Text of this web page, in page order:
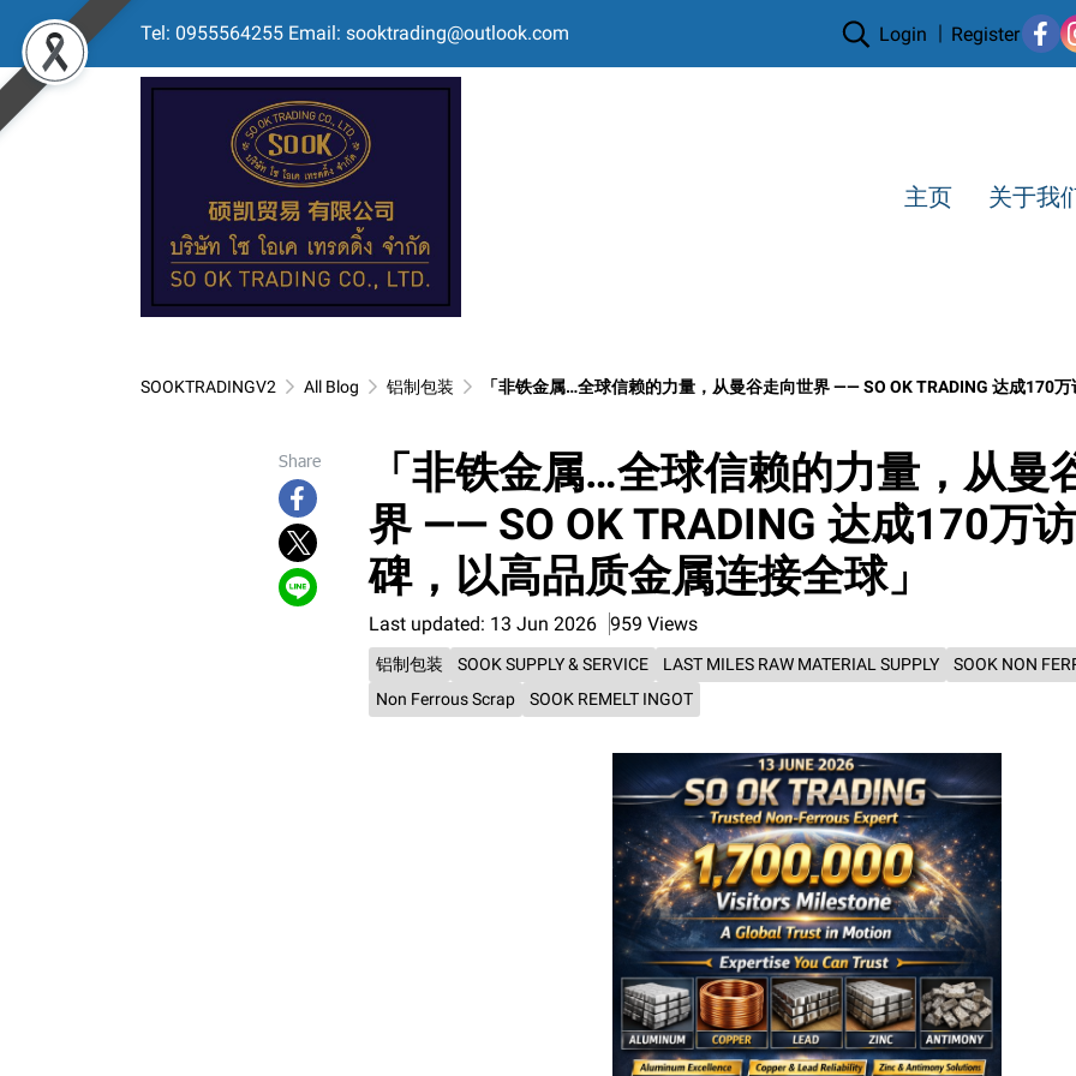
Tel: 0955564255 Email: sooktrading@outlook.com Login Register
主页 关于我
SOOKTRADINGV2 All Blog 铝制包装 「非铁金属…全球信赖的力量，从曼谷走向世界 —— SO OK TRADING 达成170
Share
「非铁金属…全球信赖的力量，从曼
界 —— SO OK TRADING 达成170万
碑，以高品质金属连接全球」
Last updated: 13 Jun 2026 959 Views
铝制包装 SOOK SUPPLY & SERVICE LAST MILES RAW MATERIAL SUPPLY
SOOK NON
Non Ferrous Scrap
SOOK REMELT INGOT